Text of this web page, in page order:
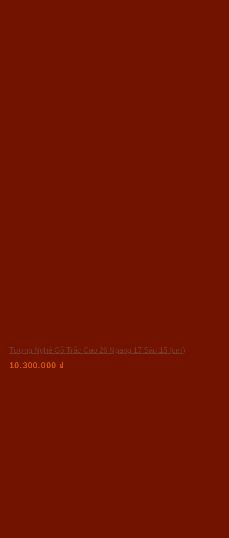
Tượng Nghê Gỗ Trắc Cao 26 Ngang 17 Sâu 15 (cm)
10.300.000 ₫